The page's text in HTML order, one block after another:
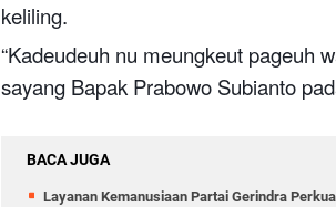
keliling.
“Kadeudeuh nu meungkeut pageuh
sayang Bapak Prabowo Subianto
BACA JUGA
Layanan Kemanusiaan Partai Gerindra